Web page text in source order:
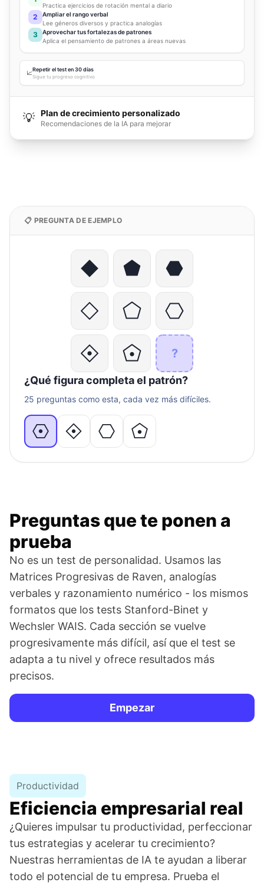
Practica ejercicios de rotación mental a diario
2
Ampliar el rango verbal
Lee géneros diversos y practica analogías
3
Aprovechar tus fortalezas de patrones
Aplica el pensamiento de patrones a áreas nuevas
📈
Repetir el test en 30 días
Sigue tu progreso cognitivo
💡 Plan de crecimiento personalizado
Recomendaciones de la IA para mejorar
📋 PREGUNTA DE EJEMPLO
?
¿Qué figura completa el patrón?
25 preguntas como esta, cada vez más difíciles.
Preguntas que te ponen a
prueba
No es un test de personalidad. Usamos las
Matrices Progresivas de Raven, analogías
verbales y razonamiento numérico - los mismos
formatos que los tests Stanford-Binet y
Wechsler WAIS. Cada sección se vuelve
progresivamente más difícil, así que el test se
adapta a tu nivel y ofrece resultados más
precisos.
Empezar
Productividad
Eficiencia empresarial real
¿Quieres impulsar tu productividad, perfeccionar
tus estrategias y acelerar tu crecimiento?
Nuestras herramientas de IA te ayudan a liberar
todo el potencial de tu empresa. Prueba el